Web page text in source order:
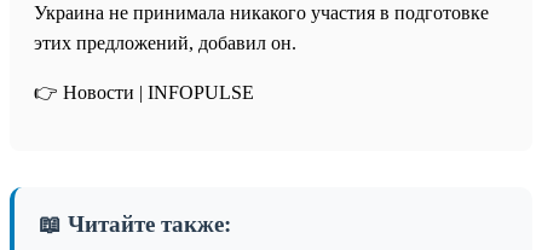
Украина не принимала никакого участия в подготовке
этих предложений, добавил он.
👉 Новости | INFOPULSE⁩
📖 Читайте также: